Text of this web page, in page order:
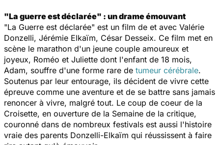
"La guerre est déclarée" : un drame émouvant
"La Guerre est déclarée" est un film de et avec Valérie
Donzelli, Jérémie Elkaïm, César Desseix. Ce film met en
scène le marathon d'un jeune couple amoureux et
joyeux, Roméo et Juliette dont l'enfant de 18 mois,
Adam, souffre d'une forme rare de tumeur cérébrale.
Soutenus par leur entourage, ils décident de vivre cette
épreuve comme une aventure et de se battre sans jamais
renoncer à vivre, malgré tout. Le coup de coeur de la
Croisette, en ouverture de la Semaine de la critique,
couronné dans de nombreux festivals est aussi l'histoire
vraie des parents Donzelli-Elkaïm qui réussissent à faire